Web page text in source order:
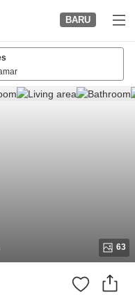
BARU
63